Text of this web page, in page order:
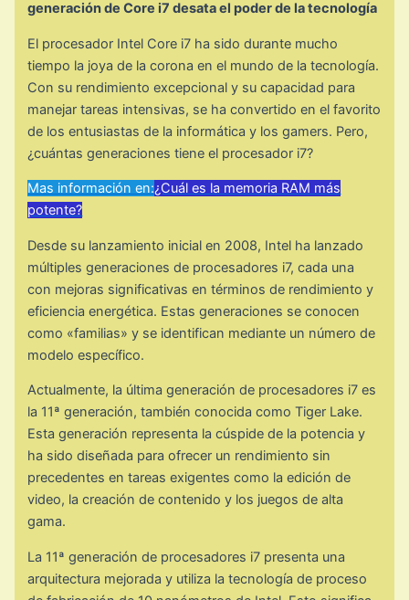
generación de Core i7 desata el poder de la tecnología
El procesador Intel Core i7 ha sido durante mucho
tiempo la joya de la corona en el mundo de la tecnología.
Con su rendimiento excepcional y su capacidad para
manejar tareas intensivas, se ha convertido en el favorito
de los entusiastas de la informática y los gamers. Pero,
¿cuántas generaciones tiene el procesador i7?
Mas información en:¿Cuál es la memoria RAM más
potente?
Desde su lanzamiento inicial en 2008, Intel ha lanzado
múltiples generaciones de procesadores i7, cada una
con mejoras significativas en términos de rendimiento y
eficiencia energética. Estas generaciones se conocen
como «familias» y se identifican mediante un número de
modelo específico.
Actualmente, la última generación de procesadores i7 es
la 11ª generación, también conocida como Tiger Lake.
Esta generación representa la cúspide de la potencia y
ha sido diseñada para ofrecer un rendimiento sin
precedentes en tareas exigentes como la edición de
video, la creación de contenido y los juegos de alta
gama.
La 11ª generación de procesadores i7 presenta una
arquitectura mejorada y utiliza la tecnología de proceso